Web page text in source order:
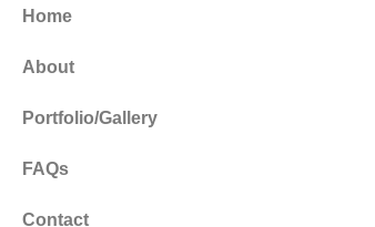
Home
About
Portfolio/Gallery
FAQs
Contact